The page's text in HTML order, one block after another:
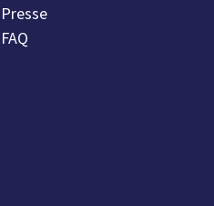
Presse
FAQ